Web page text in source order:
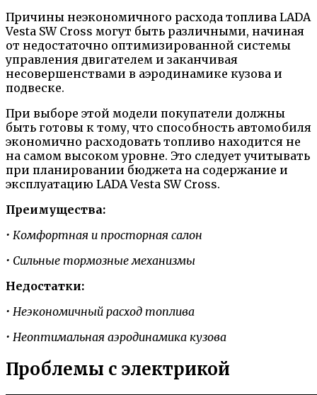
Причины неэкономичного расхода топлива LADA
Vesta SW Cross могут быть различными, начиная
от недостаточно оптимизированной системы
управления двигателем и заканчивая
несовершенствами в аэродинамике кузова и
подвеске.
При выборе этой модели покупатели должны
быть готовы к тому, что способность автомобиля
экономично расходовать топливо находится не
на самом высоком уровне. Это следует учитывать
при планировании бюджета на содержание и
эксплуатацию LADA Vesta SW Cross.
Преимущества:
• Комфортная и просторная салон
• Сильные тормозные механизмы
Недостатки:
• Неэкономичный расход топлива
• Неоптимальная аэродинамика кузова
Проблемы с электрикой